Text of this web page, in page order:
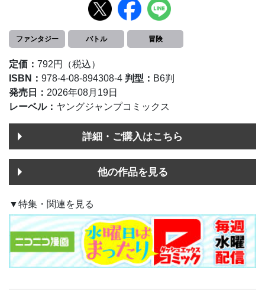
ファンタジー バトル 冒険
定価： 792円（税込）
ISBN： 978-4-08-894308-4 判型： B6判
発売日： 2026年08月19日
レーベル： ヤングジャンプコミックス
詳細・ご購入はこちら
他の作品を見る
▼特集・関連を見る